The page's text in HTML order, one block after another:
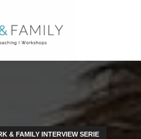
& FAMILY INTERVIEW SERIE